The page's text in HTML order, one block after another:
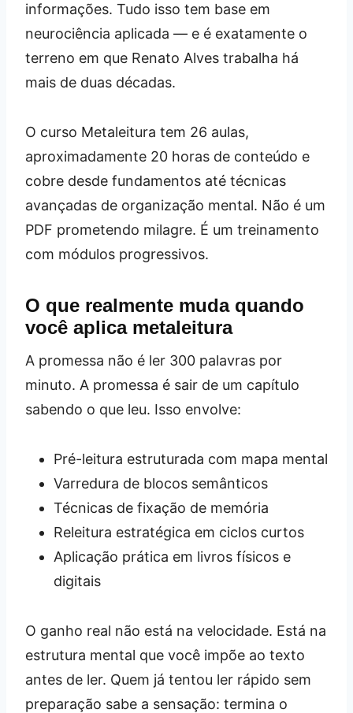
informações. Tudo isso tem base em
neurociência aplicada — e é exatamente o
terreno em que Renato Alves trabalha há
mais de duas décadas.
O curso Metaleitura tem 26 aulas,
aproximadamente 20 horas de conteúdo e
cobre desde fundamentos até técnicas
avançadas de organização mental. Não é um
PDF prometendo milagre. É um treinamento
com módulos progressivos.
O que realmente muda quando
você aplica metaleitura
A promessa não é ler 300 palavras por
minuto. A promessa é sair de um capítulo
sabendo o que leu. Isso envolve:
Pré-leitura estruturada com mapa mental
Varredura de blocos semânticos
Técnicas de fixação de memória
Releitura estratégica em ciclos curtos
Aplicação prática em livros físicos e
digitais
O ganho real não está na velocidade. Está na
estrutura mental que você impõe ao texto
antes de ler. Quem já tentou ler rápido sem
preparação sabe a sensação: termina o